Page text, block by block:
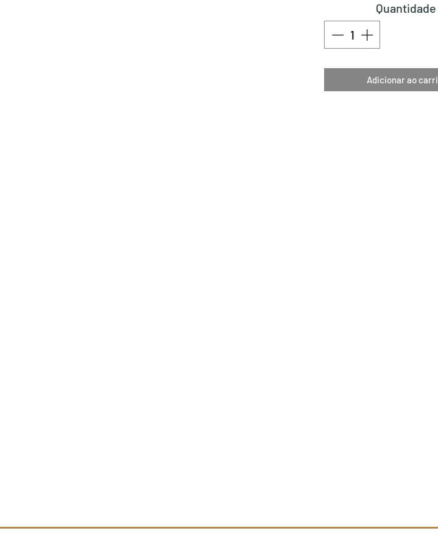
Quantidade
Adicionar ao